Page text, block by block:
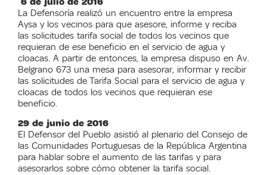
La Defensoría realizó un encuentro entre la empresa
Aysa y los vecinos para que asesore, informe y reciba
las solicitudes tarifa social de todos los vecinos que
requieran de ese beneficio en el servicio de agua y
cloacas. A partir de entonces, la empresa dispuso en Av.
Belgrano 673 una mesa para asesorar, informar y recibir
las solicitudes de Tarifa Social para el servicio de agua y
cloacas de todos los vecinos que requieran ese
beneficio.
29 de junio de 2016
El Defensor del Pueblo asistió al plenario del Consejo de
las Comunidades Portuguesas de la República Argentina
para hablar sobre el aumento de las tarifas y para
asesorarlos sobre cómo obtener la tarifa social.